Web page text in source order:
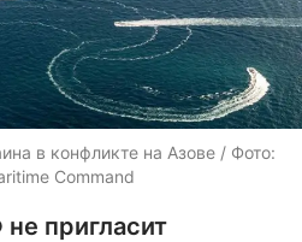
в конфликте на Азове / Фото:
Command
пригласит